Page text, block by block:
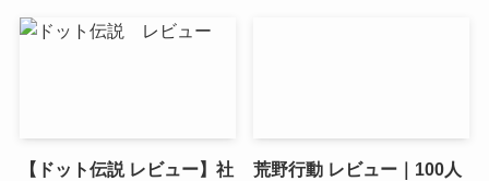
【ドット伝説 レビュー】社
荒野行動 レビュー｜100人